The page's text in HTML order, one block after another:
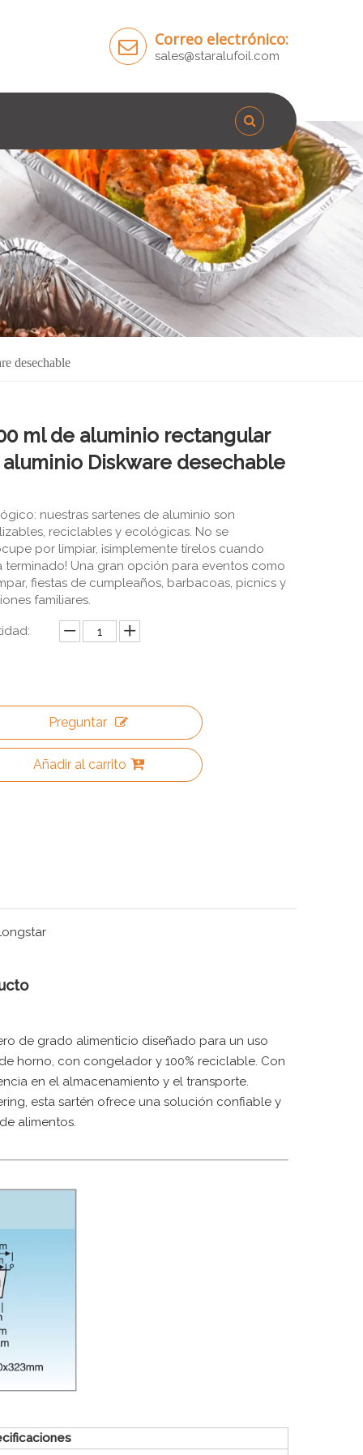
Correo electrónico:
sales@staralufoil.com
desechable
ml de aluminio rectangular
Diskware desechable
nuestras sartenes de aluminio son
reciclables y ecológicas. No se
por limpiar, ¡simplemente tírelos cuando
terminado! Una gran opción para eventos como
fiestas de cumpleaños, barbacoas, picnics y
familiares.
Preguntar
Añadir al carrito
de grado alimenticio diseñado para un uso
horno, con congelador y 100% reciclable. Con
en el almacenamiento y el transporte.
esta sartén ofrece una solución confiable y
alimentos.